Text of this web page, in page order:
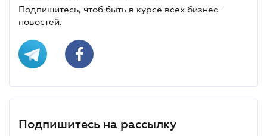
Подпишитесь, чтоб быть в курсе всех бизнес-
новостей.
Подпишитесь на рассылку